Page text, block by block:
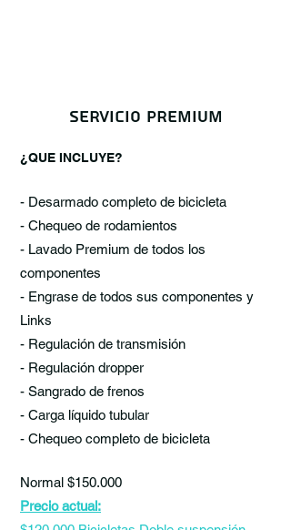
servicio premium
¿QUE INCLUYE?
- Desarmado completo de bicicleta
- Chequeo de rodamientos
- Lavado Premium de todos los
componentes
- Engrase de todos sus componentes y
Links
- Regulación de transmisión
- Regulación dropper
- Sangrado de frenos
- Carga líquido tubular
- Chequeo completo de bicicleta
Normal $150.000
Precio actual: